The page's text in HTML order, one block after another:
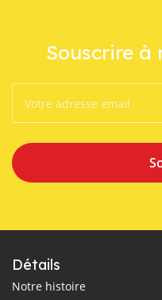
Souscrire à
Détails
Notre histoire